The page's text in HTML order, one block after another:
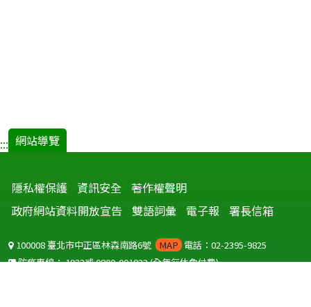
::: 網站導覽
隱私權保護 資訊安全 著作權聲明
政府網站資料開放宣告
雙語詞彙 電子報 署長信箱
100008 臺北市中正區林森南路6號 MAP 電話：02-2395-9825
防疫專線：1922或0800-001922(全年無休免付費)